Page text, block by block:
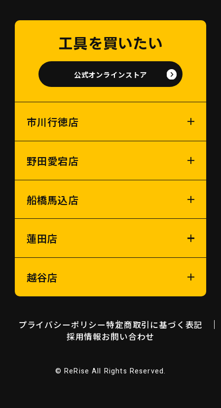
工具を買いたい
公式オンラインストア
市川行徳店
野田愛宕店
船橋馬込店
蓮田店
越谷店
プライバシーポリシー特定商取引に基づく表記
採用情報お問い合わせ
© ReRise All Rights Reserved.